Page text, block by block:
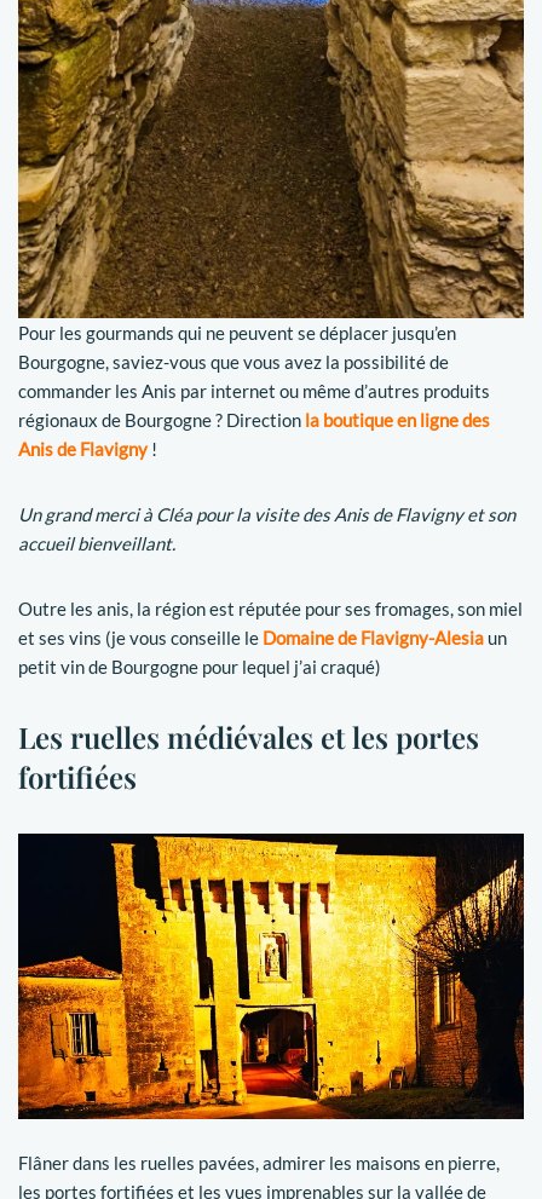
Pour les gourmands qui ne peuvent se déplacer jusqu’en
Bourgogne, saviez-vous que vous avez la possibilité de
commander les Anis par internet ou même d’autres produits
régionaux de Bourgogne ? Direction la boutique en ligne des
Anis de Flavigny!
Un grand merci à Cléa pour la visite des Anis de Flavigny et son
accueil bienveillant.
Outre les anis, la région est réputée pour ses fromages, son miel
et ses vins (je vous conseille le Domaine de Flavigny-Alesia un
petit vin de Bourgogne pour lequel j’ai craqué)
Les ruelles médiévales et les portes
fortifiées
Flâner dans les ruelles pavées, admirer les maisons en pierre,
les portes fortifiées et les vues imprenables sur la vallée de